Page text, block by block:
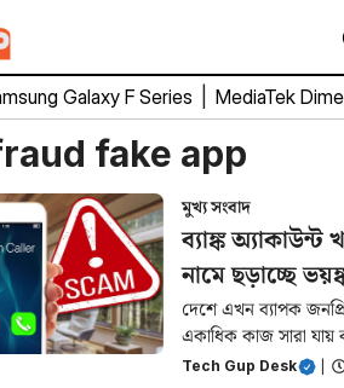
Galaxy F Series MediaTek
fake app
মুখ্য সংবাদ
ব্যাঙ্ক
নামে ছড়াচ্ছে
দেশে এখন ব্যাপক
একাধিক কাজ সারা যায়
Tech Gup Desk